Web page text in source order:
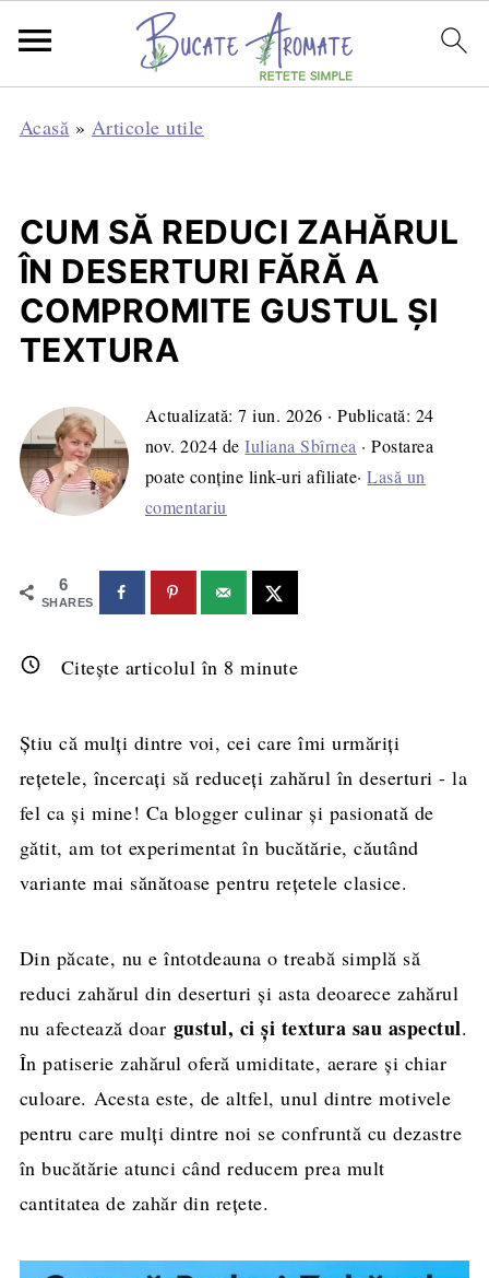
Acasă » Articole utile
CUM SĂ REDUCI ZAHĂRUL
ÎN DESERTURI FĂRĂ A
COMPROMITE GUSTUL ȘI
TEXTURA
Actualizată:7 iun. 2026 · Publicată: 24
nov. 2024 deIuliana Sbîrnea · Postarea
poate conține link-uri afiliate·Lasă un
comentariu
6
SHARES
Citește articolul în 8 minute
Știu că mulți dintre voi, cei care îmi urmăriți
rețetele, încercați să reduceți zahărul în deserturi - la
fel ca și mine! Ca blogger culinar și pasionată de
gătit, am tot experimentat în bucătărie, căutând
variante mai sănătoase pentru rețetele clasice.
Din păcate, nu e întotdeauna o treabă simplă să
reduci zahărul din deserturi și asta deoarece zahărul
nu afectează doar gustul, ci și textura sau aspectul.
În patiserie zahărul oferă umiditate, aerare și chiar
culoare. Acesta este, de altfel, unul dintre motivele
pentru care mulți dintre noi se confruntă cu dezastre
în bucătărie atunci când reducem prea mult
cantitatea de zahăr din rețete.